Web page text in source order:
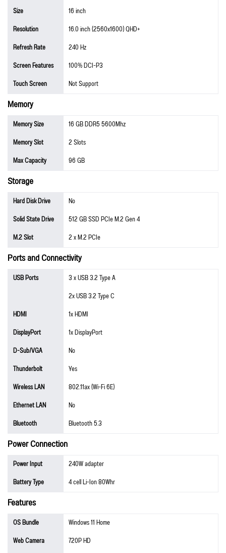
Size
16 inch
Resolution
16.0 inch (2560x1600) QHD+
Refresh Rate
240 Hz
Screen Features
100% DCI-P3
Touch Screen
Not Support
Memory
Memory Size
16 GB DDR5 5600Mhz
Memory Slot
2 Slots
Max Capacity
96 GB
Storage
Hard Disk Drive
No
Solid State Drive
512 GB SSD PCIe M.2 Gen 4
M.2 Slot
2 x M.2 PCIe
Ports and Connectivity
USB Ports
3 x USB 3.2 Type A
2x USB 3.2 Type C
HDMI
1x HDMI
DisplayPort
1x DisplayPort
D-Sub/VGA
No
Thunderbolt
Yes
Wireless LAN
802.11ax (Wi-Fi 6E)
Ethernet LAN
No
Bluetooth
Bluetooth 5.3
Power Connection
Power Input
240W adapter
Battery Type
4 cell Li-Ion 80Whr
Features
OS Bundle
Windows 11 Home
Web Camera
720P HD